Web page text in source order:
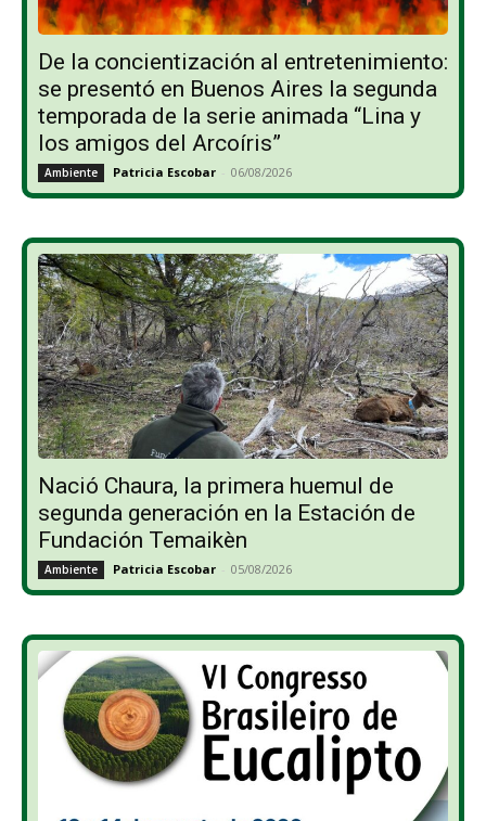
De la concientización al entretenimiento:
se presentó en Buenos Aires la segunda
temporada de la serie animada “Lina y
los amigos del Arcoíris”
Ambiente Patricia Escobar - 06/08/2026
Nació Chaura, la primera huemul de
segunda generación en la Estación de
Fundación Temaikèn
Ambiente Patricia Escobar - 05/08/2026